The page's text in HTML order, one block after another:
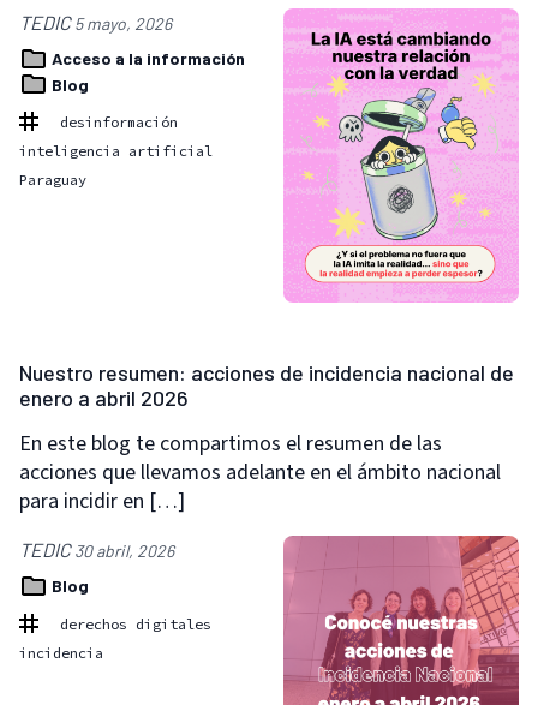
TEDIC5 mayo, 2026
Acceso a la información
Blog
desinformación
inteligencia artificial
Paraguay
Nuestro resumen: acciones de incidencia nacional de
enero a abril 2026
En este blog te compartimos el resumen de las
acciones que llevamos adelante en el ámbito nacional
para incidir en […]
TEDIC30 abril, 2026
Blog
derechos digitales
incidencia